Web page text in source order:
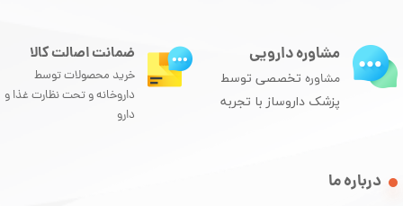
درباره ما
مشاوره دارویی
مشاوره تخصصی توسط
پزشک داروساز با تجربه
ضمانت اصالت کالا
خرید محصولات توسط
داروخانه و تحت نظارت غذا و
دارو